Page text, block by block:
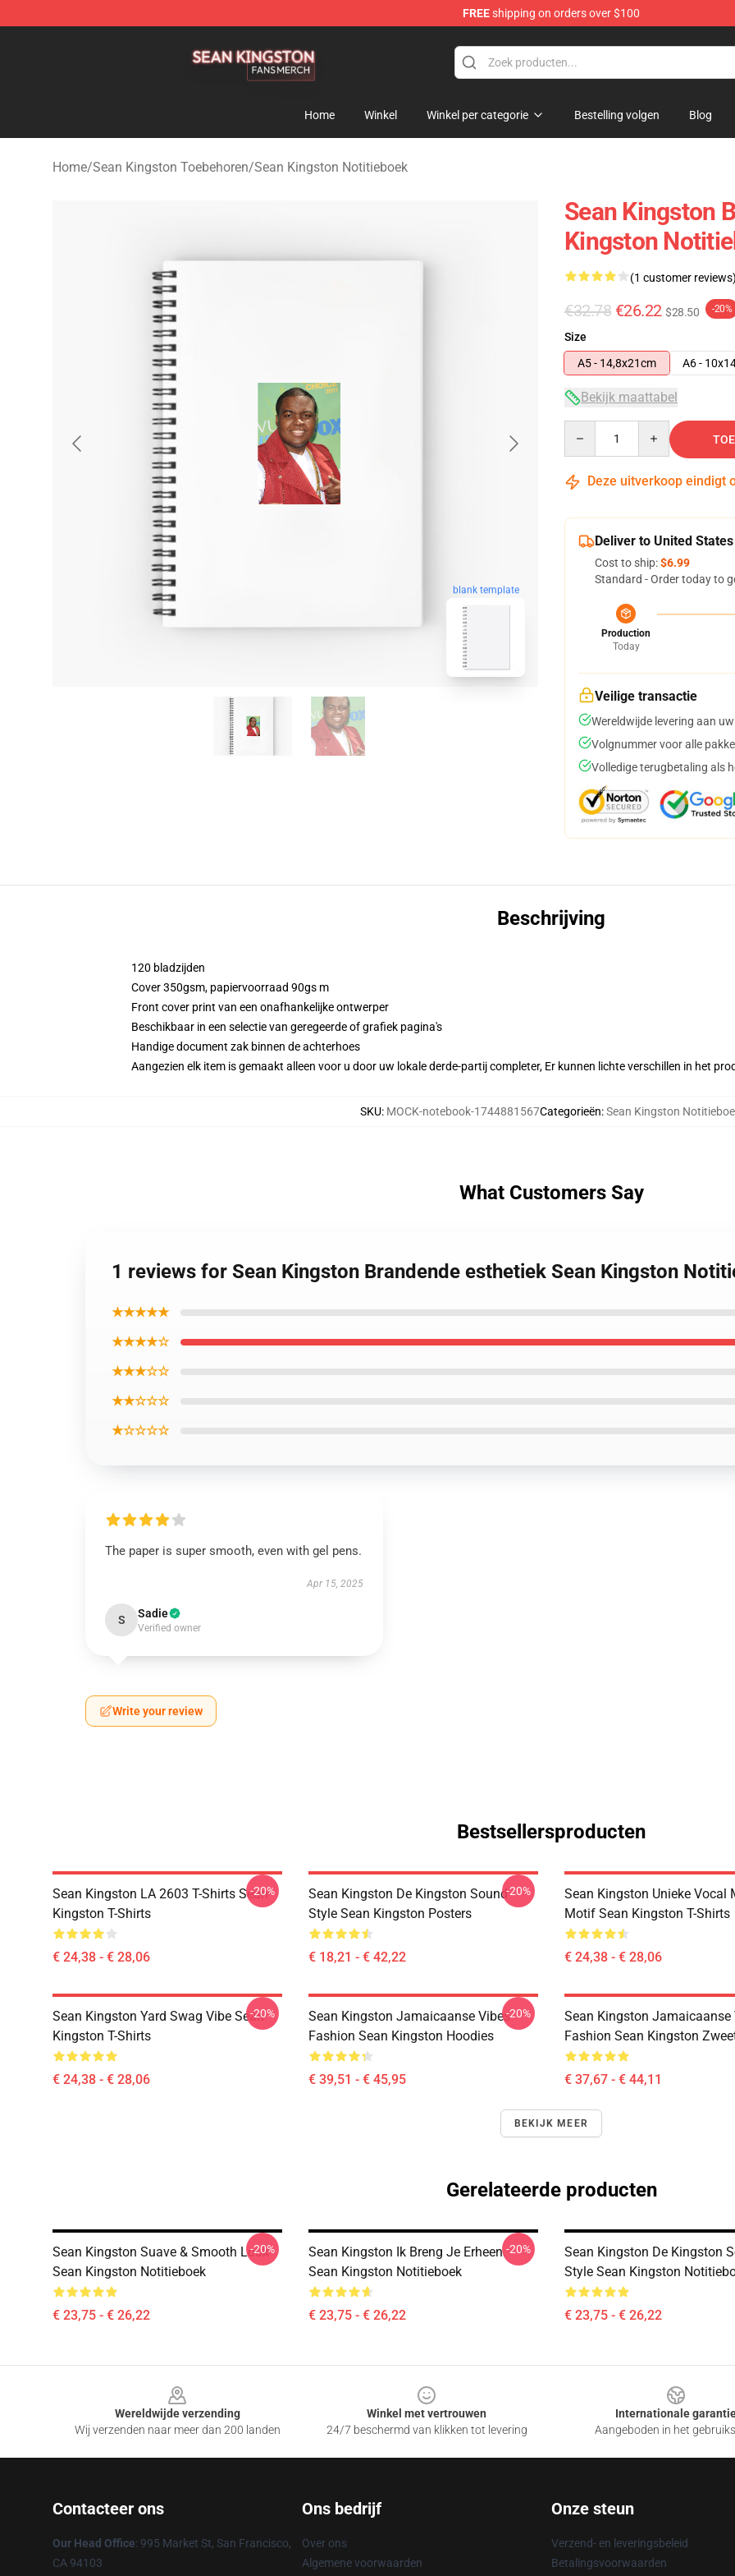
FREEshipping on orders over $100
Home Winkel Winkel per categorie Bestelling volgen Blog
Home/Sean Kingston Toebehoren/Sean Kingston Notitieboek
blank template
Sean Kingston
Kingston
(1 customer reviews)
€32.78 €26.22 $28.50 -20%
Size
A5 - 14,8x21cm
A6 -
Bekijk maattabel
Deze uitverkoop eindigt
Deliver to United States
Cost to ship:$6.99
Standard - Order today to
Production
Today
Veilige transactie
Wereldwijde levering aan
Volgnummer voor alle
Volledige terugbetaling als
Beschrijving
120 bladzijden
Cover 350gsm, papiervoorraad 90gs m
Front cover print van een onafhankelijke ontwerper
Beschikbaar in een selectie van geregeerde of grafiek pagina's
Handige document zak binnen de achterhoes
Aangezien elk item is gemaakt alleen voor u door uw lokale derde-partij completer, Er kunnen lichte verschillen in het
SKU: MOCK-notebook-1744881567Categorieën:Sean Kingston
What Customers Say
1 reviews for Sean Kingston Brandende esthetiek Sean Kingston
★★★★★
★★★★☆
★★★☆☆
★★☆☆☆
★☆☆☆☆
The paper is super smooth, even with gel pens.
Apr 15, 2025
S Sadie
Verified owner
Write your review
Bestsellersproducten
Sean Kingston LA 2603 T-Shirts Sean
Kingston T-Shirts
€ 24,38 - € 28,06
-20%
Sean Kingston De Kingston Sound
Style Sean Kingston Posters
€ 18,21 - € 42,22
-20%
Sean Kingston Unieke Vocal
Motif Sean Kingston T-Shirts
€ 24,38 - € 28,06
Sean Kingston Yard Swag Vibe Sean
Kingston T-Shirts
€ 24,38 - € 28,06
-20%
Sean Kingston Jamaicaanse Vibes
Fashion Sean Kingston Hoodies
€ 39,51 - € 45,95
-20%
Sean Kingston Jamaicaanse
Fashion Sean Kingston
€ 37,67 - € 44,11
BEKIJK MEER
Gerelateerde producten
Sean Kingston Suave & Smooth Look
Sean Kingston Notitieboek
€ 23,75 - € 26,22
-20%
Sean Kingston Ik Breng Je Erheen.
Sean Kingston Notitieboek
€ 23,75 - € 26,22
-20%
Sean Kingston De Kingston
Style Sean Kingston
€ 23,75 - € 26,22
Wereldwijde verzending
Wij verzenden naar meer dan 200 landen
Winkel met vertrouwen
24/7 beschermd van klikken tot levering
Internationale
Aangeboden in het
Contacteer ons
Our Head Office: 995 Market St, San Francisco,
CA 94103
Ons bedrijf
Over ons
Algemene voorwaarden
Onze steun
Verzend- en leveringsbeleid
Betalingsvoorwaarden